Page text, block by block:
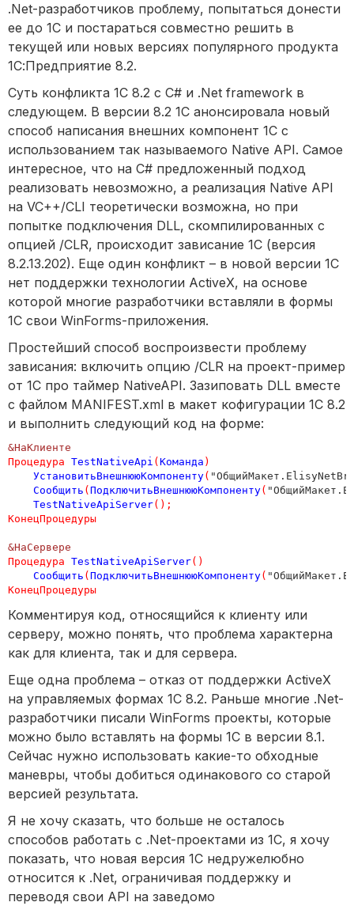
.Net-разработчиков проблему, попытаться донести
ее до 1С и постараться совместно решить в
текущей или новых версиях популярного продукта
1С:Предприятие 8.2.
Суть конфликта 1С 8.2 с C# и .Net framework в
следующем. В версии 8.2 1С анонсировала новый
способ написания внешних компонент 1С с
использованием так называемого Native API. Самое
интересное, что на C# предложенный подход
реализовать невозможно, а реализация Native API
на VC++/CLI теоретически возможна, но при
попытке подключения DLL, скомпилированных с
опцией /CLR, происходит зависание 1С (версия
8.2.13.202). Еще один конфликт – в новой версии 1С
нет поддержки технологии ActiveX, на основе
которой многие разработчики вставляли в формы
1С свои WinForms-приложения.
Простейший способ воспроизвести проблему
зависания: включить опцию /CLR на проект-пример
от 1С про таймер NativeAPI. Зазиповать DLL вместе
с файлом MANIFEST.xml в макет кофигурации 1С 8.2
и выполнить следующий код на форме:
&НаКлиенте
Процедура TestNativeApi ( Команда )
УстановитьВнешнююКомпоненту(
Сообщить ( ПодключитьВнешнююКомпоненту(
TestNativeApiServer();
КонецПроцедуры
&НаСервере
Процедура TestNativeApiServer()
Сообщить ( ПодключитьВнешнююКомпоненту(
КонецПроцедуры
Комментируя код, относящийся к клиенту или
серверу, можно понять, что проблема характерна
как для клиента, так и для сервера.
Еще одна проблема – отказ от поддержки ActiveX
на управляемых формах 1С 8.2. Раньше многие .Net-
разработчики писали WinForms проекты, которые
можно было вставлять на формы 1С в версии 8.1.
Сейчас нужно использовать какие-то обходные
маневры, чтобы добиться одинакового со старой
версией результата.
Я не хочу сказать, что больше не осталось
способов работать с .Net-проектами из 1С, я хочу
показать, что новая версия 1С недружелюбно
относится к .Net, ограничивая поддержку и
переводя свои API на заведомо